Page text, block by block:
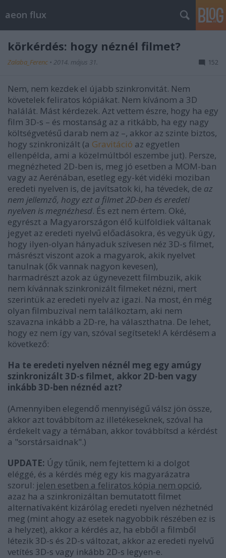
aeon flux
körkérdés: hogy néznél filmet?
Zalaba_Ferenc • 2014. május 31. 152
Nem, nem kezdek el újabb szinkronvitát. Nem
követelek feliratos kópiákat. Nem kívánom a 3D
halálát. Mást kérdezek. Azt vettem észre, hogy ha egy
film 3D-s – és mostanság az a ritkább, ha egy nagy
költségvetésű darab nem az –, akkor az szinte biztos,
hogy szinkronizált (a Gravitáció az egyetlen
ellenpélda, ami a közelmúltból eszembe jut). Persze,
megnézheted 2D-ben is, meg jó esetben a MOM-ban
vagy az Aerénában, esetleg egy-két vidéki moziban
eredeti nyelven is, de javítsatok ki, ha tévedek, de az
nem jellemző, hogy ezt a filmet 2D-ben és eredeti
nyelven is megnézhesd. És ezt nem értem. Oké,
egyrészt a Magyarországon élő külföldiek váltanak
jegyet az eredeti nyelvű előadásokra, és vegyük úgy,
hogy ilyen-olyan hányaduk szívesen néz 3D-s filmet,
másrészt viszont azok a magyarok, akik nyelvet
tanulnak (ők vannak nagyon kevesen),
harmadrészt azok az úgynevezett filmbuzik, akik
nem kívánnak szinkronizált filmeket nézni, mert
szerintük az eredeti nyelv az igazi. Na most, én még
olyan filmbuzival nem találkoztam, aki nem
szavazna inkább a 2D-re, ha választhatna. De lehet,
hogy ez nem így van, szóval segítsetek! A kérdésem a
következő:
Ha te eredeti nyelven néznél meg egy amúgy
szinkronizált 3D-s filmet, akkor 2D-ben vagy
inkább 3D-ben néznéd azt?
(Amennyiben elegendő mennyiségű válsz jön össze,
akkor azt továbbítom az illetékeseknek, szóval ha
érdekelt vagy a témában, akkor továbbítsd a kérdést
a "sorstársaidnak".)
UPDATE: Úgy tűnik, nem fejtettem ki a dolgot
eléggé, és a kérdés még egy kis magyarázatra
szorul: jelen esetben a feliratos kópia nem opció,
azaz ha a szinkronizáltan bemutatott filmet
alternatívaként kizárólag eredeti nyelven nézhetnéd
meg (mint ahogy az esetek nagyobbik részében ez is
a helyzet), akkor a kérdés az, ha ebből a filmből
létezik 3D-s és 2D-s változat, akkor az eredeti nyelvű
vetítés 3D-s vagy inkább 2D-s legyen-e.